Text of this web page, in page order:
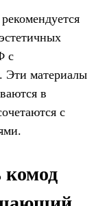
с
Эти материалы
в
с
комод